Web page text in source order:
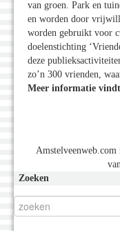
van groen. Park en
en worden door
worden gebruikt voor
doelenstichting
deze
zo’n 300 vrienden,
Meer informatie
Zoeken